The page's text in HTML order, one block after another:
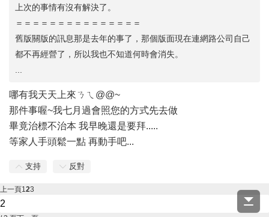
上次的事情有沒有解決了。
＝＝＝＝＝＝＝＝＝＝＝＝＝＝＝
舊版關版的訊息那是去年的事了，那個版面現在連網路公司自己
都不再經營了，所以我也不知道何時會消失。
哪有我天天上來ㄋㄟ@@~
那件事喔~我七月過會照您的方式先去做
畢竟治標不治本 我早晚還是要拜.....
等家人手頭鬆一點 再動手吧...
支持 反對
上一頁123